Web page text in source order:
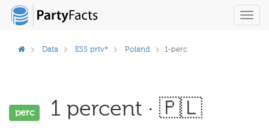
Data ESS prtv* Poland 1-perc
perc 1 percent · 🇵🇱